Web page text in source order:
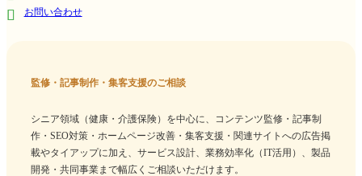
お問い合わせ
監修・記事制作・集客支援のご相談
シニア領域（健康・介護保険）を中心に、コンテンツ監修・記事制
作・SEO対策・ホームページ改善・集客支援・関連サイトへの広告掲
載やタイアップに加え、サービス設計、業務効率化（IT活用）、製品
開発・共同事業まで幅広くご相談いただけます。